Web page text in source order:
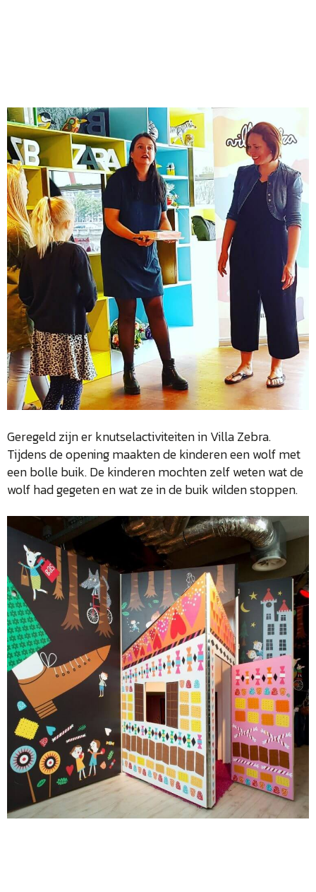
Geregeld zijn er knutselactiviteiten in Villa Zebra.
Tijdens de opening maakten de kinderen een wolf met
een bolle buik. De kinderen mochten zelf weten wat de
wolf had gegeten en wat ze in de buik wilden stoppen.